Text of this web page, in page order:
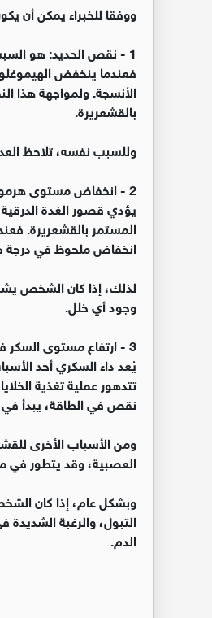
ووفقا للخبراء يمكن أن
1 - نقص الحديد: هو
فعندما ينخفض
الأنسجة. ولمواجهة هذا
بالقشعريرة.
وللسبب نفسه، تلاحظ
2 - انخفاض مستوى هرمونات الغدة الدرقية:
يؤدي قصور الغدة
المستمر بالقشعريرة.
انخفاض ملحوظ في درجة
لذلك، إذا كان الشخص
وجود أي خلل.
3 - ارتفاع مستوى السكر في الدم:
يُعد داء السكري أحد
تتدهور عملية تغذية
نقص في الطاقة، يبدأ
ومن الأسباب الأخرى
العصبية، وقد يتطور في
وبشكل عام، إذا كان
التبول، والرغبة
الدم.